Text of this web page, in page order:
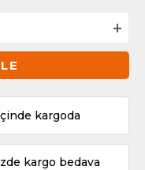
kargoda
kargo bedava